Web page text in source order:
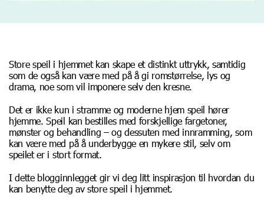
Store speil i hjemmet kan skape et distinkt uttrykk, samtidig
som de også kan være med på å gi romstørrelse, lys og
drama, noe som vil imponere selv den kresne.
Det er ikke kun i stramme og moderne hjem speil hører
hjemme. Speil kan bestilles med forskjellige fargetoner,
mønster og behandling – og dessuten med innramming, som
kan være med på å underbygge en mykere stil, selv om
speilet er i stort format.
I dette blogginnlegget gir vi deg litt inspirasjon til hvordan du
kan benytte deg av store speil i hjemmet.